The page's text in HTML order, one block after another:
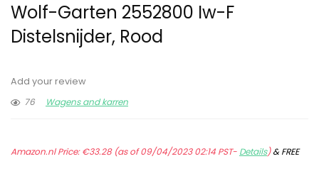
Wolf-Garten 2552800 Iw-F
Distelsnijder, Rood
Add your review
76
Wagens and karren
Amazon.nl Price:€33.28(as of 09/04/2023 02:14 PST- Details)&FREE